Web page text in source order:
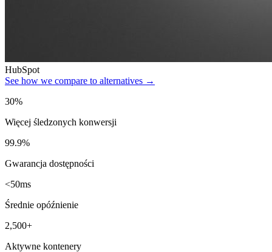
HubSpot
See how we compare to alternatives →
30%
Więcej śledzonych konwersji
99.9%
Gwarancja dostępności
<50ms
Średnie opóźnienie
2,500+
Aktywne kontenery